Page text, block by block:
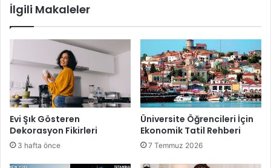
İlgili Makaleler
Evi Şık Gösteren
Dekorasyon Fikirleri
3 hafta önce
Üniversite Öğrencileri İçin
Ekonomik Tatil Rehberi
7 Temmuz 2026